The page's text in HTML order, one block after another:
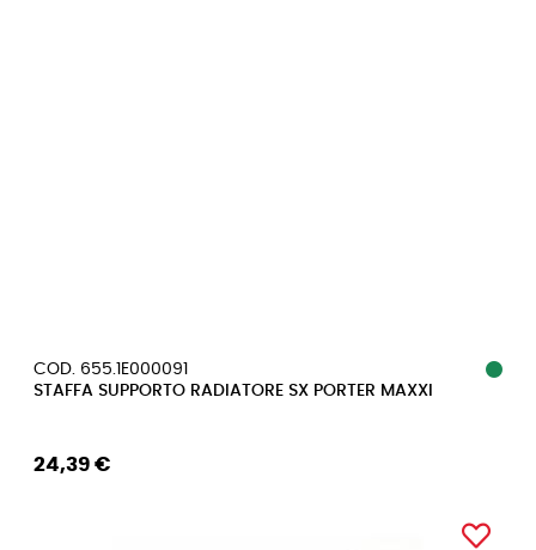
COD. 655.1E000091
STAFFA SUPPORTO RADIATORE SX PORTER MAXXI
24,39 €